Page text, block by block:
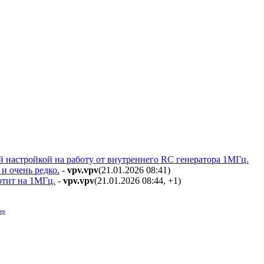
на работу от внутреннего RC генератора 1МГц.
очень редко. - vpv.vpv(21.01.2026 08:41)
на 1МГц. - vpv.vpv(21.01.2026 08:44, +1)